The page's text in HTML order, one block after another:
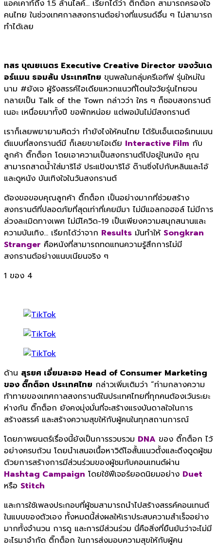
แอคเคาท์ถึง 1.5 ล้านไลค์… เรียกได้ว่า ติ๊กต็อก สามารถครองใจ
คนไทย ในช่วงเทศกาลสงกรานต์อย่างที่แบรนด์อื่น ๆ ไม่สามารถ
ทำได้เลย
ทสร บุณยเนตร Executive Creative Director ของวันเด
อร์แมน ธอมสัน ประเทศไทย ขุนพลในกลุ่มครีเอทีฟ รุ่นใหม่ใน
นาม #ยังเจ ผู้รังสรรค์ไอเดียแหวกแนวที่โดนใจวัยรุ่นไทยจน
กลายเป็น Talk of the Town กล่าวว่า ใคร ๆ ก็ชอบสงกรานต์
เนอะ เหนื่อยมาทั้งปี ขอพักหน่อย แต่พอมันไม่มีสงกรานต์
เราก็เลยพยายามคิดว่า ทำยังไงให้คนไทย ได้รับเอ็นเตอร์เทนเมน
ต์แบบที่สงกรานต์มี ก็เลยขายไอเดีย Interactive Film กับ
ลูกค้า ติ๊กต็อก โดยเอาความเป็นสงกรานต์ไปอยู่ในหนัง คุณ
สามารถสาดน้ำใส่มาริโอ้ ประแป้งมาริโอ้ ด๊านซิ่งไปกับหลินและโอ้
และดูหนัง บันเทิงใจในวันสงกรานต์
ต้องขอขอบคุณลูกค้า ติ๊กต็อก เป็นอย่างมากที่ช่วยสร้าง
สงกรานต์ที่ปลอดภัยที่สุดเท่าที่เคยมีมา ไม่มีแอลกอฮอล์ ไม่มีการ
ล่วงละเมิดทางเพศ ไม่มีโควิด-19 เป็นเพียงความสนุกสนานและ
ความบันเทิง… เรียกได้ว่าจาก Results มันทำให้ Songkran
Stranger คือหนังที่สามารถทดแทนความรู้สึกการไม่มี
สงกรานต์อย่างแนบเนียนจริง ๆ
1 ของ 4
ด้าน สุรยศ เอี่ยมละออ Head of Consumer Marketing
ของ ติ๊กต็อก ประเทศไทย กล่าวเพิ่มเติมว่า “ท่ามกลางความ
ท้าทายของเทศกาลสงกรานต์ในประเทศไทยที่ทุกคนต้องเว้นระยะ
ห่างกัน ติ๊กต็อก ยังคงมุ่งมั่นที่จะสร้างแรงบันดาลใจในการ
สร้างสรรค์ และสร้างความสุขให้กับผู้คนในทุกสถานการณ์
โดยภาพยนตร์เรื่องนี้ยังเป็นการรวบรวม DNA ของ ติ๊กต็อก ไว้
อย่างครบถ้วน โดยนำเสนอเนื้อหาวิดีโอสั้นแนวตั้งและดึงดูดผู้ชม
ด้วยการสร้างการมีส่วนร่วมของผู้ชมกับคอนเทนต์ผ่าน
Hashtag Campaign โดยใช้ฟีเจอร์ยอดนิยมอย่าง Duet
หรือ Stitch
และการใช้เพลงประกอบที่ผู้ชมสามารถนำไปสร้างสรรค์คอนเทนต์
ในแบบของตัวเอง ทั้งหมดนี้ส่งผลให้เราประสบความสำเร็จอย่าง
มากทั้งจำนวน การดู และการมีส่วนร่วม นี่คือสิ่งที่ยืนยันว่าจะไม่มี
อะไรมาจำกัด ติ๊กต็อก ในการส่งมอบความสุขให้กับผู้คน